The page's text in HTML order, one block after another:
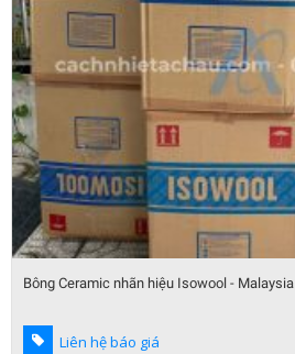
Bông Ceramic nhãn hiệu Isowool - Malaysia
Liên hệ báo giá